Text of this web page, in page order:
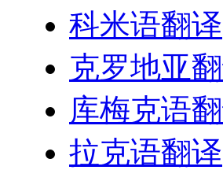
科米语翻译
克罗地亚
库梅克语
拉克语翻译